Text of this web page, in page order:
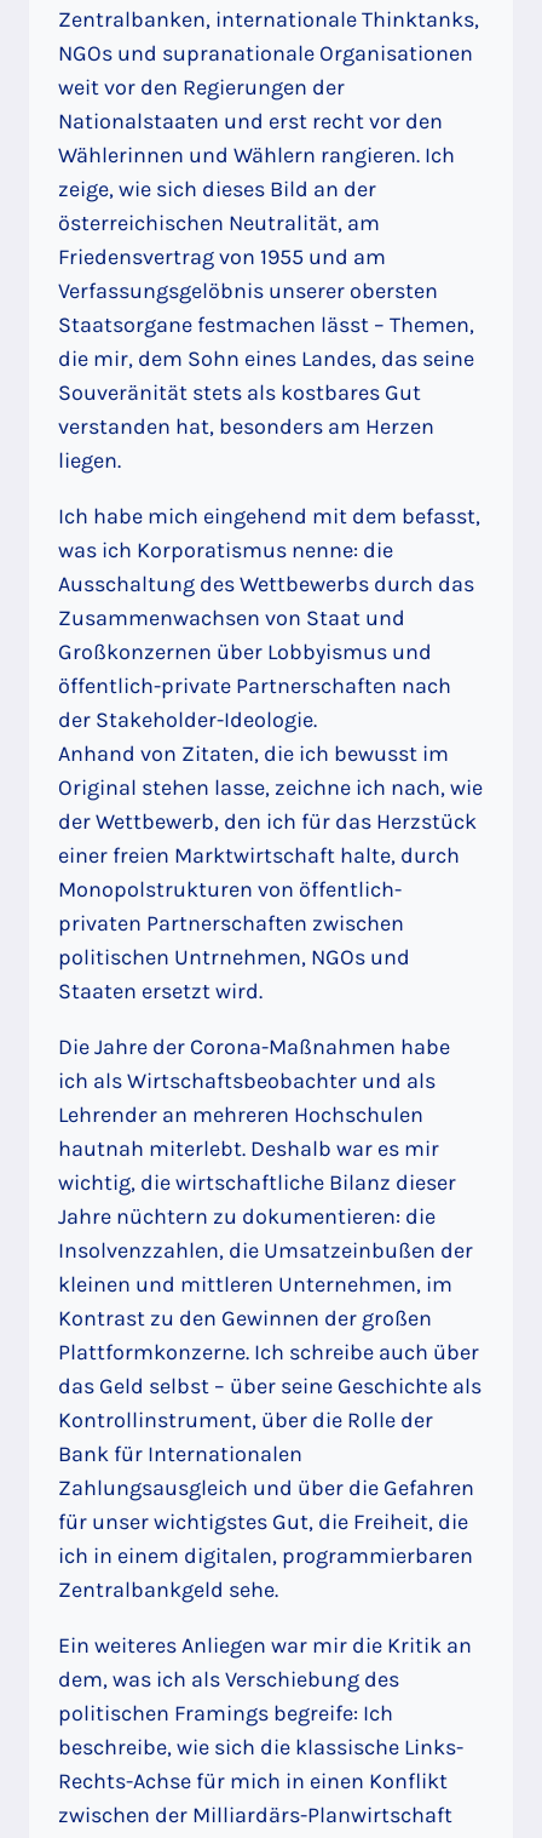
Zentralbanken, internationale Thinktanks,
NGOs und supranationale Organisationen
weit vor den Regierungen der
Nationalstaaten und erst recht vor den
Wählerinnen und Wählern rangieren. Ich
zeige, wie sich dieses Bild an der
österreichischen Neutralität, am
Friedensvertrag von 1955 und am
Verfassungsgelöbnis unserer obersten
Staatsorgane festmachen lässt – Themen,
die mir, dem Sohn eines Landes, das seine
Souveränität stets als kostbares Gut
verstanden hat, besonders am Herzen
liegen.
Ich habe mich eingehend mit dem befasst,
was ich Korporatismus nenne: die
Ausschaltung des Wettbewerbs durch das
Zusammenwachsen von Staat und
Großkonzernen über Lobbyismus und
öffentlich-private Partnerschaften nach
der Stakeholder-Ideologie.
Anhand von Zitaten, die ich bewusst im
Original stehen lasse, zeichne ich nach, wie
der Wettbewerb, den ich für das Herzstück
einer freien Marktwirtschaft halte, durch
Monopolstrukturen von öffentlich-
privaten Partnerschaften zwischen
politischen Untrnehmen, NGOs und
Staaten ersetzt wird.
Die Jahre der Corona-Maßnahmen habe
ich als Wirtschaftsbeobachter und als
Lehrender an mehreren Hochschulen
hautnah miterlebt. Deshalb war es mir
wichtig, die wirtschaftliche Bilanz dieser
Jahre nüchtern zu dokumentieren: die
Insolvenzzahlen, die Umsatzeinbußen der
kleinen und mittleren Unternehmen, im
Kontrast zu den Gewinnen der großen
Plattformkonzerne. Ich schreibe auch über
das Geld selbst – über seine Geschichte als
Kontrollinstrument, über die Rolle der
Bank für Internationalen
Zahlungsausgleich und über die Gefahren
für unser wichtigstes Gut, die Freiheit, die
ich in einem digitalen, programmierbaren
Zentralbankgeld sehe.
Ein weiteres Anliegen war mir die Kritik an
dem, was ich als Verschiebung des
politischen Framings begreife: Ich
beschreibe, wie sich die klassische Links-
Rechts-Achse für mich in einen Konflikt
zwischen der Milliardärs-Planwirtschaft